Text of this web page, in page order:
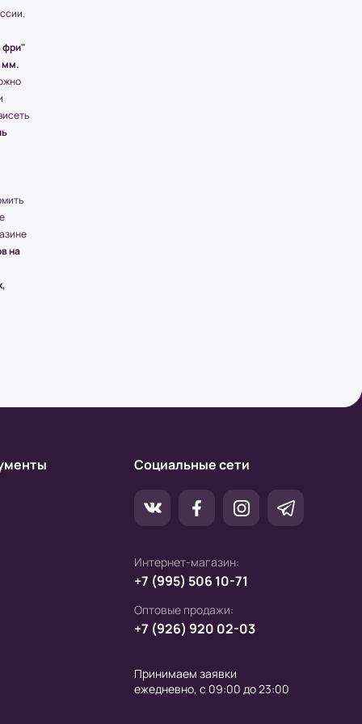
фри"
мм.
на
Социальные сети
Интернет-магазин:
+7 (995) 506 10-71
Оптовые продажи:
+7 (926) 920 02-03
Принимаем заявки
ежедневно, с 09:00 до 23:00